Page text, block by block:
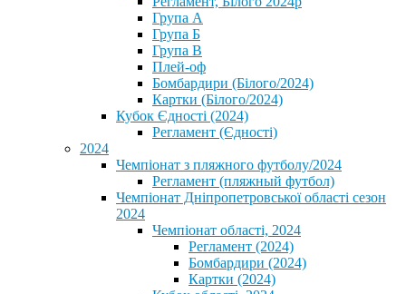
Група А
Група Б
Група В
Плей-оф
Бомбардири (Білого/2024)
Картки (Білого/2024)
Кубок Єдності (2024)
Регламент (Єдності)
2024
Чемпіонат з пляжного футболу/2024
Регламент (пляжный футбол)
Чемпіонат Дніпропетровської області сезон
2024
Чемпіонат області, 2024
Регламент (2024)
Бомбардири (2024)
Картки (2024)